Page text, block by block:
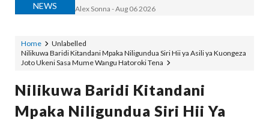
NEWS
Alex Sonna -Aug 06 2026
RAIS SAMIA, MUSEVEN
OSCAR ASSENGA
BRELA YATOA ELIMU YA URASIMISHAJI
Alex Sonna - Aug 06 2026
DC Mtambule Ataka Watu Wafichue
Home
Unlabelled
Nilikuwa Baridi Kitandani Mpaka Niligundua Siri Hii ya Asili ya Kuongeza
Joto Ukeni Sasa Mume Wangu Hatoroki Tena
Nilikuwa Baridi Kitandani
Mpaka Niligundua Siri Hii Ya